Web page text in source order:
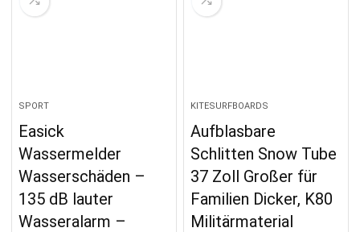
SPORT
Easick
Wassermelder
Wasserschäden –
135 dB lauter
Wasseralarm –
KITESURFBOARDS
Aufblasbare
Schlitten Snow Tube
37 Zoll Großer für
Familien Dicker, K80
Militärmaterial